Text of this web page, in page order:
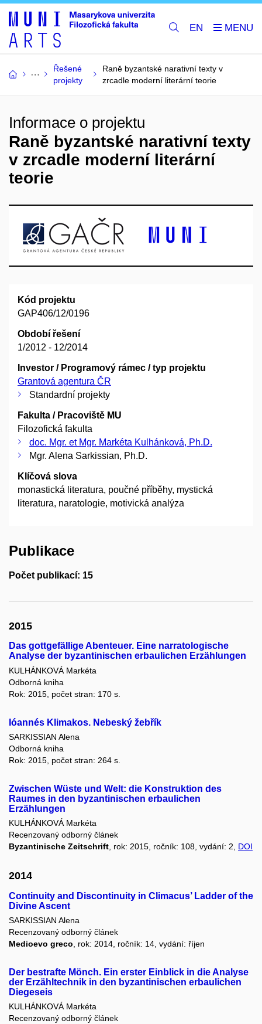
EN
Řešené
projekty
Raně byzantské narativní texty v
zrcadle moderní literární teorie
Informace o projektu
Raně byzantské narativní texty
v zrcadle moderní literární
teorie
Kód projektu
GAP406/12/0196
Období řešení
1/2012 - 12/2014
Investor / Programový rámec / typ projektu
Grantová agentura ČR
Standardní projekty
Fakulta / Pracoviště MU
Filozofická fakulta
doc. Mgr. et Mgr. Markéta Kulhánková, Ph.D.
Mgr. Alena Sarkissian, Ph.D.
Klíčová slova
monastická literatura, poučné příběhy, mystická
literatura, naratologie, motivická analýza
Publikace
Počet publikací: 15
2015
Das gottgefällige Abenteuer. Eine narratologische
Analyse der byzantinischen erbaulichen Erzählungen
KULHÁNKOVÁ Markéta
Odborná kniha
Rok: 2015, počet stran: 170 s.
Ióannés Klimakos. Nebeský žebřík
SARKISSIAN Alena
Odborná kniha
Rok: 2015, počet stran: 264 s.
Zwischen Wüste und Welt: die Konstruktion des
Raumes in den byzantinischen erbaulichen
Erzählungen
KULHÁNKOVÁ Markéta
Recenzovaný odborný článek
Byzantinische Zeitschrift, rok: 2015, ročník: 108, vydání: 2, DOI
2014
Continuity and Discontinuity in Climacus’ Ladder of the
Divine Ascent
SARKISSIAN Alena
Recenzovaný odborný článek
Medioevo greco , rok: 2014, ročník: 14, vydání: říjen
Der bestrafte Mönch. Ein erster Einblick in die Analyse
der Erzähltechnik in den byzantinischen erbaulichen
Diegeseis
KULHÁNKOVÁ Markéta
Recenzovaný odborný článek